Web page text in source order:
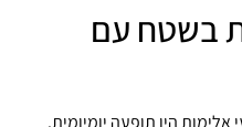
בשטח עם
היו תופעה יומיומית.